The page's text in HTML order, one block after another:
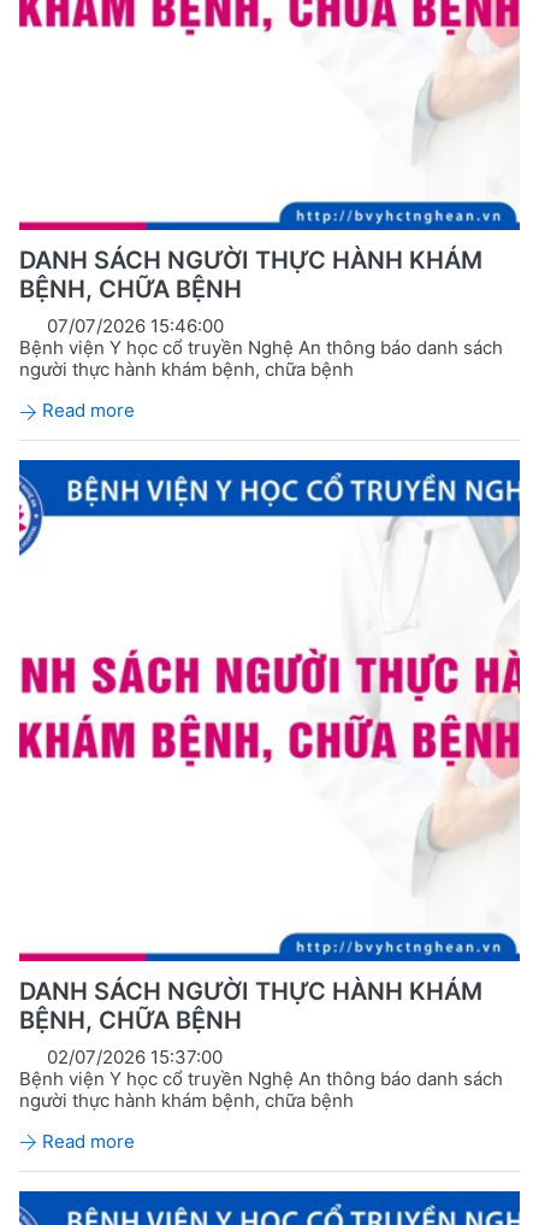
DANH SÁCH NGƯỜI THỰC HÀNH KHÁM
BỆNH, CHỮA BỆNH
07/07/2026 15:46:00
Bệnh viện Y học cổ truyền Nghệ An thông báo danh sách
người thực hành khám bệnh, chữa bệnh
Read more
DANH SÁCH NGƯỜI THỰC HÀNH KHÁM
BỆNH, CHỮA BỆNH
02/07/2026 15:37:00
Bệnh viện Y học cổ truyền Nghệ An thông báo danh sách
người thực hành khám bệnh, chữa bệnh
Read more